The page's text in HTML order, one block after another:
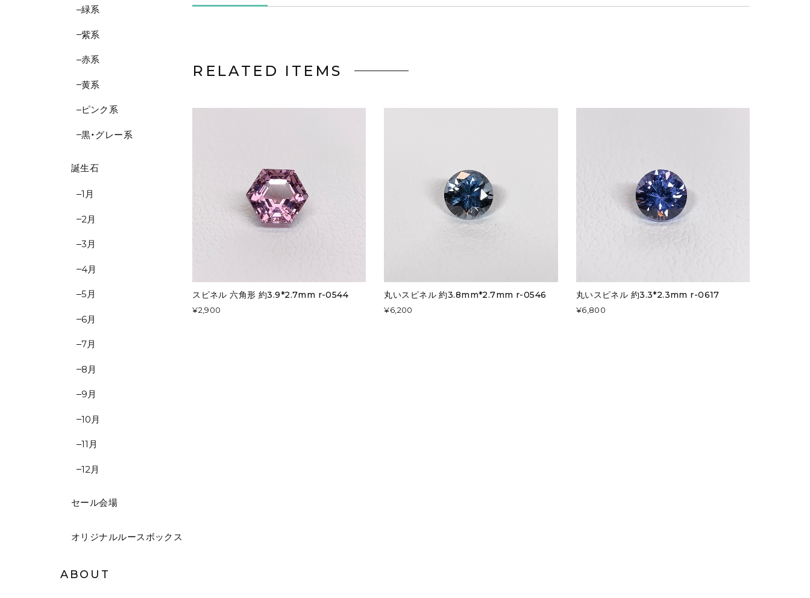
緑系
紫系
赤系
黄系
ピンク系
黒・グレー系
誕生石
1月
2月
3月
4月
5月
6月
7月
8月
9月
10月
11月
12月
セール会場
オリジナルルースボックス
ABOUT
RELATED ITEMS
スピネル 六角形 約3.9*2.7mm r-0544
¥2,900
丸いスピネル 約3.8mm*2.7mm r-0546
¥6,200
丸いスピネル 約3.3*2.3mm r-0617
¥6,800